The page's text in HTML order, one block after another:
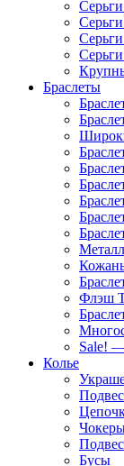
Браслеты
Флэш
Sale!
Колье
Бусы